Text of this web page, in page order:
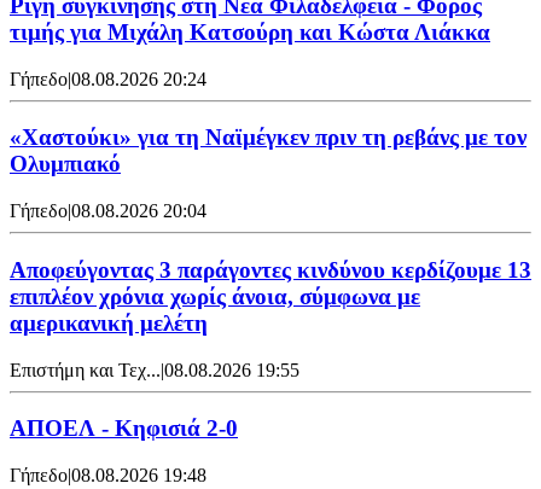
Ρίγη συγκίνησης στη Νέα Φιλαδέλφεια - Φόρος
τιμής για Μιχάλη Κατσούρη και Κώστα Λιάκκα
Γήπεδο|08.08.2026 20:24
«Χαστούκι» για τη Ναϊμέγκεν πριν τη ρεβάνς με τον
Ολυμπιακό
Γήπεδο|08.08.2026 20:04
Αποφεύγοντας 3 παράγοντες κινδύνου κερδίζουμε 13
επιπλέον χρόνια χωρίς άνοια, σύμφωνα με
αμερικανική μελέτη
Επιστήμη και Τεχ...|08.08.2026 19:55
ΑΠΟΕΛ - Κηφισιά 2-0
Γήπεδο|08.08.2026 19:48